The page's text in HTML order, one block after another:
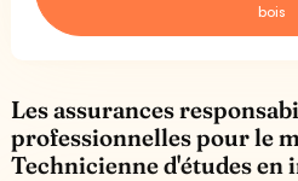
bois
Les assurances
professionnelles pour le
Technicienne d'études en